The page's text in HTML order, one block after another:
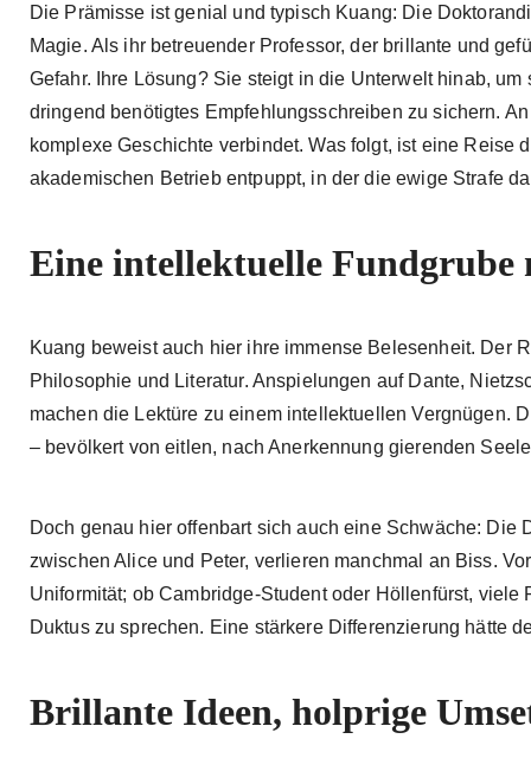
Die Prämisse ist genial und typisch Kuang: Die
Magie. Als ihr betreuender Professor, der brillante und
Gefahr. Ihre Lösung? Sie steigt in die Unterwelt hinab,
dringend benötigtes Empfehlungsschreiben zu sichern.
komplexe Geschichte verbindet. Was folgt, ist eine
akademischen Betrieb entpuppt, in der die ewige Strafe
Eine intellektuelle Fundgrube
Kuang beweist auch hier ihre immense Belesenheit. Der
Philosophie und Literatur. Anspielungen auf Dante,
machen die Lektüre zu einem intellektuellen Vergnügen.
– bevölkert von eitlen, nach Anerkennung gierenden
Doch genau hier offenbart sich auch eine Schwäche:
zwischen Alice und Peter, verlieren manchmal an Biss.
Uniformität; ob Cambridge-Student oder Höllenfürst,
Duktus zu sprechen. Eine stärkere Differenzierung hätte
Brillante Ideen, holprige